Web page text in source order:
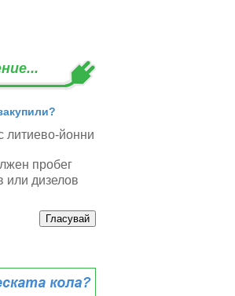
литиево-йонни
пробег
или дизелов